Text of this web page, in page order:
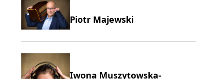
Piotr Majewski
Iwona Muszytowska-